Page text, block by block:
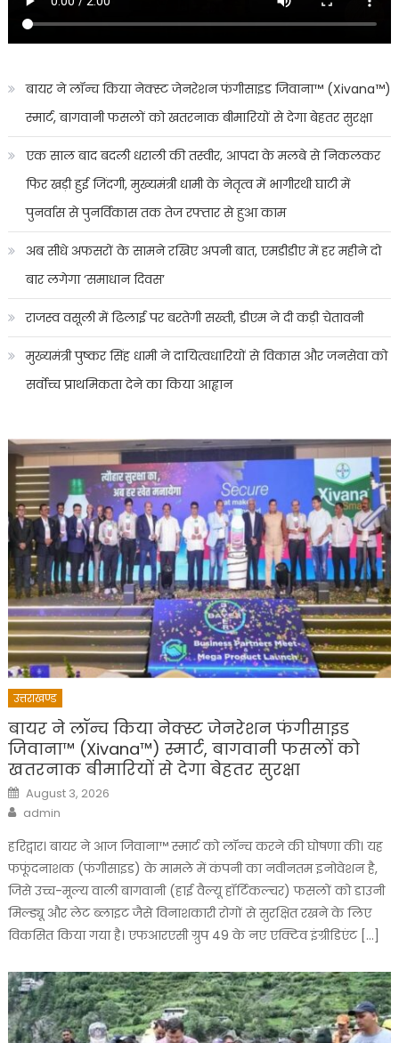
बायर ने लॉन्च किया नेक्स्ट जेनरेशन फंगीसाइड जिवाना™️ (Xivana™️)
स्मार्ट, बागवानी फसलों को खतरनाक बीमारियों से देगा बेहतर सुरक्षा
एक साल बाद बदली धराली की तस्वीर, आपदा के मलबे से निकलकर
फिर खड़ी हुई जिंदगी, मुख्यमंत्री धामी के नेतृत्व में भागीरथी घाटी में
पुनर्वास से पुनर्विकास तक तेज रफ्तार से हुआ काम
अब सीधे अफसरों के सामने रखिए अपनी बात, एमडीडीए में हर महीने दो
बार लगेगा ‘समाधान दिवस’
राजस्व वसूली में ढिलाई पर बरतेगी सख्ती, डीएम ने दी कड़ी चेतावनी
मुख्यमंत्री पुष्कर सिंह धामी ने दायित्वधारियों से विकास और जनसेवा को
सर्वोच्च प्राथमिकता देने का किया आह्वान
उत्तराखण्ड
बायर ने लॉन्च किया नेक्स्ट जेनरेशन फंगीसाइड
जिवाना™️ (Xivana™️) स्मार्ट, बागवानी फसलों को
खतरनाक बीमारियों से देगा बेहतर सुरक्षा
Posted
on
August 3, 2026
Author
admin
हरिद्वार। बायर ने आज जिवाना™️ स्मार्ट को लॉन्च करने की घोषणा की। यह
फफूंदनाशक (फंगीसाइड) के मामले में कंपनी का नवीनतम इनोवेशन है,
जिसे उच्च-मूल्य वाली बागवानी (हाई वैल्यू हॉर्टिकल्चर) फसलों को डाउनी
मिल्ड्यू और लेट ब्लाइट जैसे विनाशकारी रोगों से सुरक्षित रखने के लिए
विकसित किया गया है। एफआरएसी ग्रुप 49 के नए एक्टिव इंग्रीडिएंट […]